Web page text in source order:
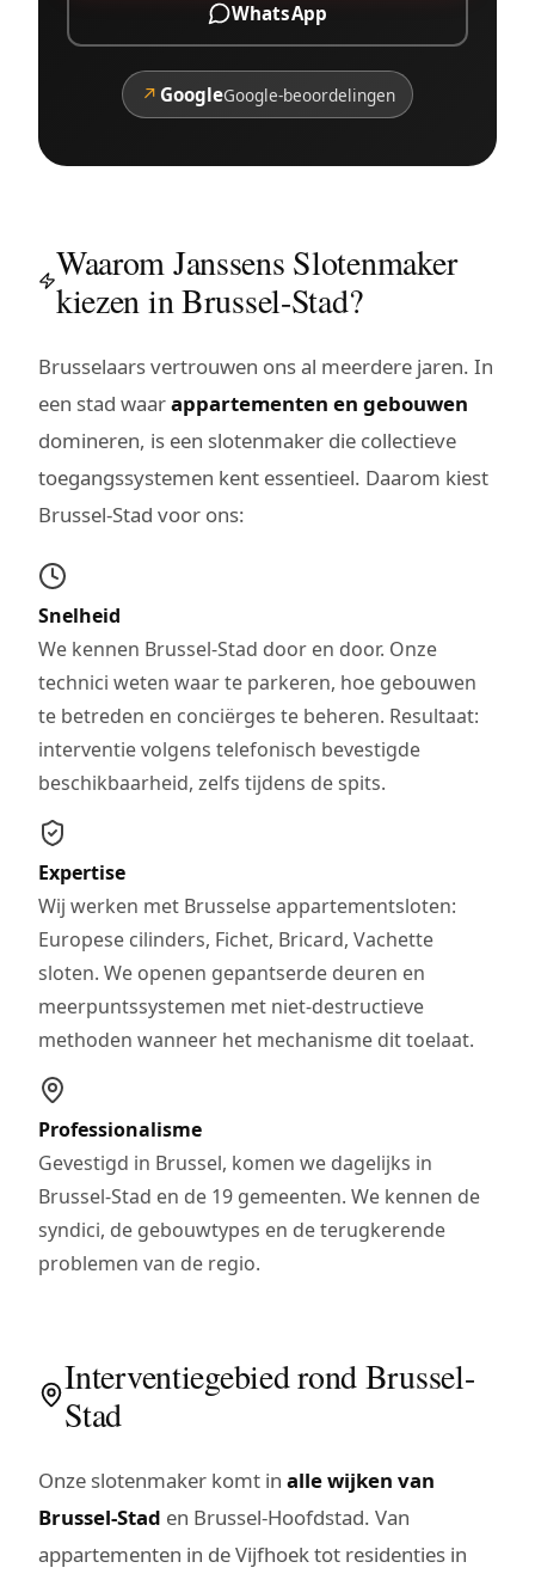
WhatsApp
↗ GoogleGoogle-beoordelingen
Waarom Janssens Slotenmaker
kiezen in Brussel-Stad?
Brusselaars vertrouwen ons al meerdere jaren. In
een stad waarappartementen en gebouwen
domineren, is een slotenmaker die collectieve
toegangssystemen kent essentieel. Daarom kiest
Brussel-Stad voor ons:
Snelheid
We kennen Brussel-Stad door en door. Onze
technici weten waar te parkeren, hoe gebouwen
te betreden en conciërges te beheren. Resultaat:
interventie volgens telefonisch bevestigde
beschikbaarheid, zelfs tijdens de spits.
Expertise
Wij werken met Brusselse appartementsloten:
Europese cilinders, Fichet, Bricard, Vachette
sloten. We openen gepantserde deuren en
meerpuntssystemen met niet-destructieve
methoden wanneer het mechanisme dit toelaat.
Professionalisme
Gevestigd in Brussel, komen we dagelijks in
Brussel-Stad en de 19 gemeenten. We kennen de
syndici, de gebouwtypes en de terugkerende
problemen van de regio.
Interventiegebied rond Brussel-
Stad
Onze slotenmaker komt in alle wijken van
Brussel-Stad en Brussel-Hoofdstad. Van
appartementen in de Vijfhoek tot residenties in